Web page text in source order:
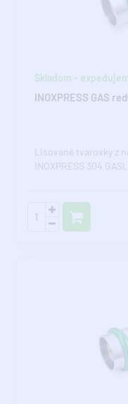
Skladom -
INOXPRESS GAS
Lisované tvarovky z
INOXPRESS 304